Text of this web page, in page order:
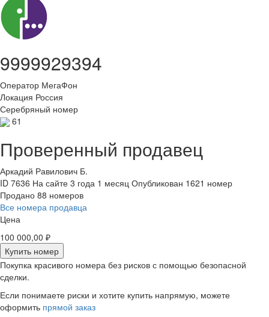
9999929394
Оператор МегаФон
Локация Россия
Серебряный номер
61
Проверенный продавец
Аркадий Равилович Б.
ID 7636 На сайте 3 года 1 месяц Опубликован 1621 номер
Продано 88 номеров
Все номера продавца
Цена
100 000,00 ₽
Купить номер
Покупка красивого номера без рисков с помощью безопасной
сделки.
Если понимаете риски и хотите купить напрямую, можете
оформить прямой заказ